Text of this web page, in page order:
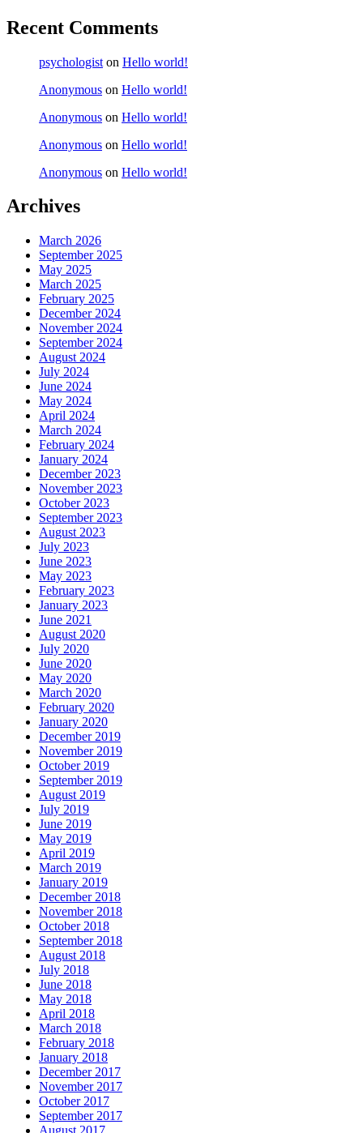
Recent Comments
psychologist on Hello world!
Anonymous on Hello world!
Anonymous on Hello world!
Anonymous on Hello world!
Anonymous on Hello world!
Archives
March 2026
September 2025
May 2025
March 2025
February 2025
December 2024
November 2024
September 2024
August 2024
July 2024
June 2024
May 2024
April 2024
March 2024
February 2024
January 2024
December 2023
November 2023
October 2023
September 2023
August 2023
July 2023
June 2023
May 2023
February 2023
January 2023
June 2021
August 2020
July 2020
June 2020
May 2020
March 2020
February 2020
January 2020
December 2019
November 2019
October 2019
September 2019
August 2019
July 2019
June 2019
May 2019
April 2019
March 2019
January 2019
December 2018
November 2018
October 2018
September 2018
August 2018
July 2018
June 2018
May 2018
April 2018
March 2018
February 2018
January 2018
December 2017
November 2017
October 2017
September 2017